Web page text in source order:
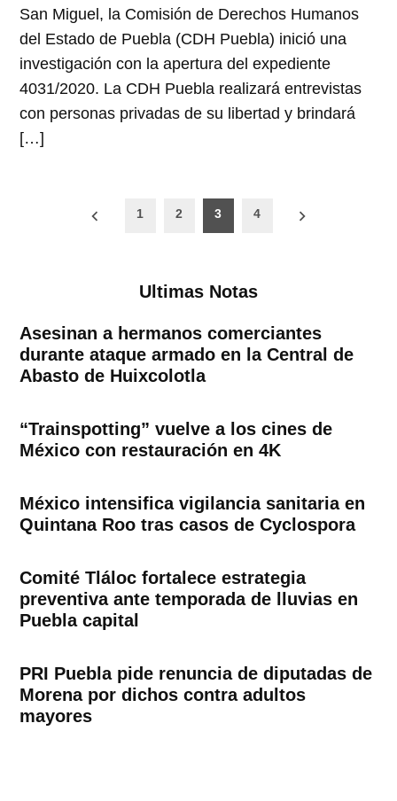
San Miguel, la Comisión de Derechos Humanos
del Estado de Puebla (CDH Puebla) inició una
investigación con la apertura del expediente
4031/2020. La CDH Puebla realizará entrevistas
con personas privadas de su libertad y brindará
[…]
Paginación
1 2 3 4
Ultimas Notas
Asesinan a hermanos comerciantes
durante ataque armado en la Central de
Abasto de Huixcolotla
“Trainspotting” vuelve a los cines de
México con restauración en 4K
México intensifica vigilancia sanitaria en
Quintana Roo tras casos de Cyclospora
Comité Tláloc fortalece estrategia
preventiva ante temporada de lluvias en
Puebla capital
PRI Puebla pide renuncia de diputadas de
Morena por dichos contra adultos
mayores